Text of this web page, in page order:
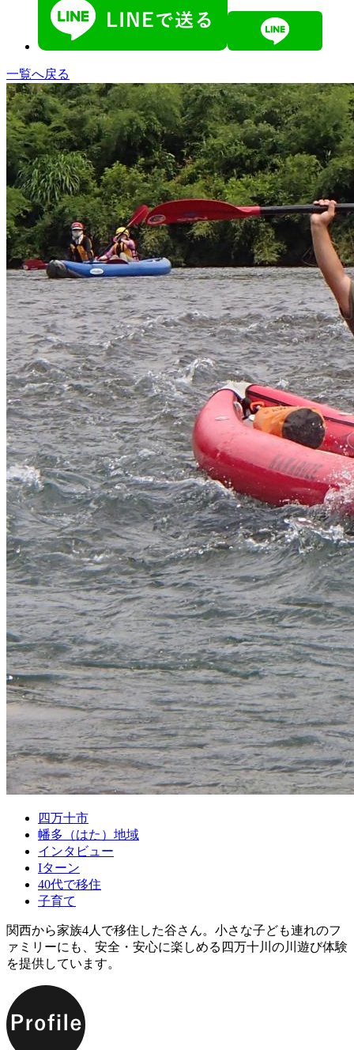
一覧へ戻る
四万十市
幡多（はた）地域
インタビュー
Iターン
40代で移住
子育て
関西から家族4人で移住した谷さん。小さな子ども連れのフ
ァミリーにも、安全・安心に楽しめる四万十川の川遊び体験
を提供しています。